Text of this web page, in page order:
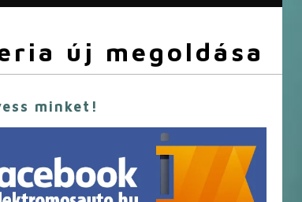
új megoldása
minket!